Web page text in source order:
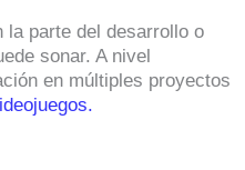
la parte del desarrollo o
sonar. A nivel
en múltiples proyectos